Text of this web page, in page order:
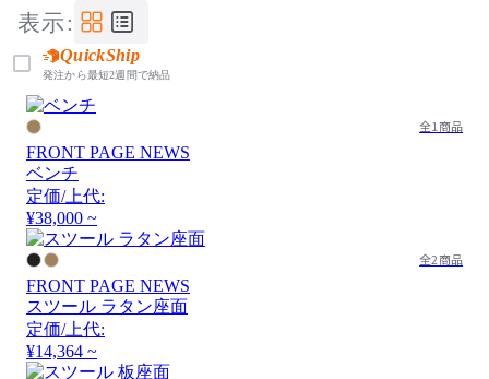
表示:
QuickShip
発注から最短2週間で納品
全1商品
FRONT PAGE NEWS
ベンチ
定価/上代:
¥38,000 ~
全2商品
FRONT PAGE NEWS
スツール ラタン座面
定価/上代:
¥14,364 ~